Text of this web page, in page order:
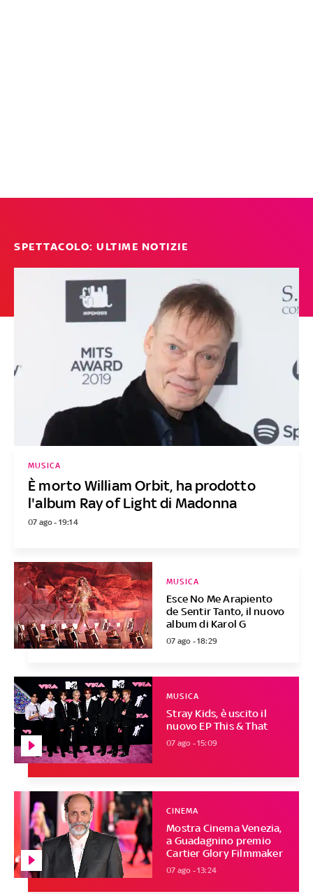
SPETTACOLO: ULTIME NOTIZIE
È morto William Orbit, ha prodotto
l'album Ray of Light di Madonna
MUSICA
07 ago - 19:14
Esce No Me Arapiento
de Sentir Tanto, il nuovo
album di Karol G
MUSICA
07 ago - 18:29
Stray Kids, è uscito il
nuovo EP This & That
MUSICA
07 ago - 15:09
Mostra Cinema Venezia,
a Guadagnino premio
Cartier Glory Filmmaker
CINEMA
07 ago - 13:24